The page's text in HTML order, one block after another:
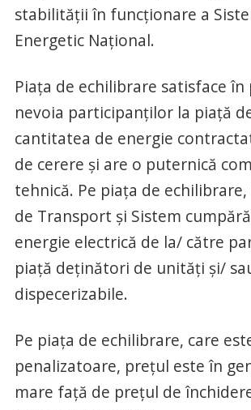
stabilităţii în funcţionare a
Energetic Național.
Piaţa de echilibrare satisface în
nevoia participanţilor la piaţă
cantitatea de energie
de cerere şi are o puternică
tehnică. Pe piaţa de
de Transport şi Sistem
energie electrică de la/ către
piaţă deţinători de unităţi şi/
dispecerizabile.
Pe piaţa de echilibrare, care
penalizatoare, prețul este în
mare faţă de preţul de